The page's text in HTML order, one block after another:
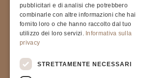
pubblicitari e di analisi che potrebbero
combinarle con altre informazioni che hai
fornito loro o che hanno raccolto dal tuo
utilizzo dei loro servizi. Informativa sulla
privacy
STRETTAMENTE NECESSARI